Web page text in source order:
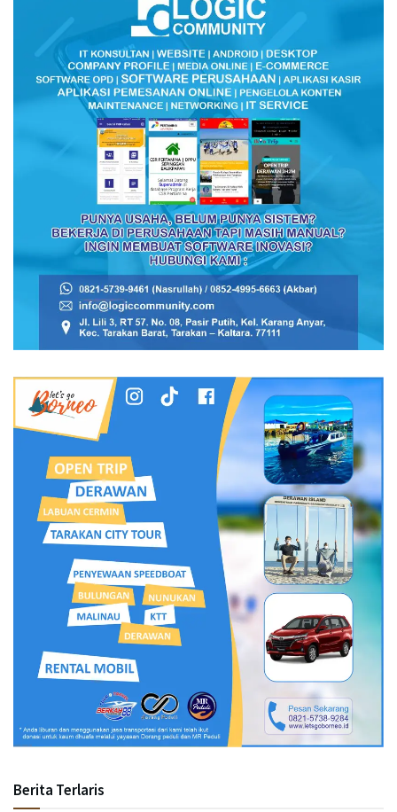
Berita Terlaris